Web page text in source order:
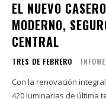
EL NUEVO
MODERNO,
CENTRAL
TRES DE FEBRERO
Con la renovación
420 luminarias de última